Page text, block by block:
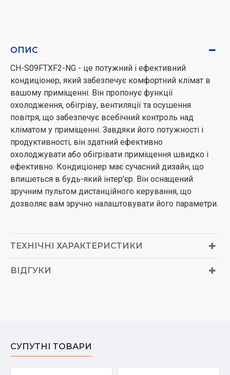
ОПИС
CH-S09FTXF2-NG - це потужний і ефективний
кондиціонер, який забезпечує комфортний клімат в
вашому приміщенні. Він пропонує функції
охолодження, обігріву, вентиляції та осушення
повітря, що забезпечує всебічний контроль над
кліматом у приміщенні. Завдяки його потужності і
продуктивності, він здатний ефективно
охолоджувати або обігрівати приміщення швидко і
ефективно. Кондиціонер має сучасний дизайн, що
впишеться в будь-який інтер'єр. Він оснащений
зручним пультом дистанційного керування, що
дозволяє вам зручно налаштовувати його параметри.
ТЕХНІЧНІ ХАРАКТЕРИСТИКИ
ВІДГУКИ
СУПУТНІ ТОВАРИ